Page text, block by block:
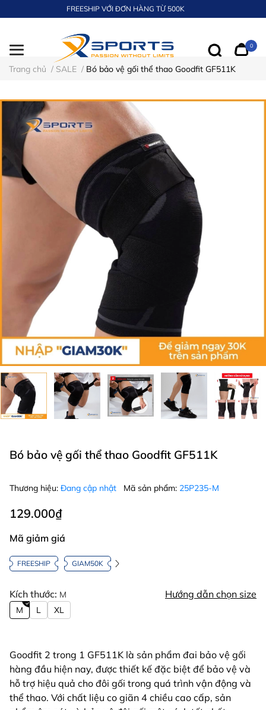
FREESHIP VỚI ĐƠN HÀNG TỪ 500K
0
Trang chủ / SALE / Bó bảo vệ gối thể thao Goodfit GF511K
Bó bảo vệ gối thể thao Goodfit GF511K
Thương hiệu: Đang cập nhật Mã sản phẩm: 25P235-M
129.000₫
Mã giảm giá
FREESHIP GIAM50K
Kích thước: M Hướng dẫn chọn size
M L XL
Goodfit 2 trong 1 GF511K là sản phẩm đai bảo vệ gối
hàng đầu hiện nay, được thiết kế đặc biệt để bảo vệ và
hỗ trợ hiệu quả cho đôi gối trong quá trình vận động và
thể thao. Với chất liệu co giãn 4 chiều cao cấp, sản